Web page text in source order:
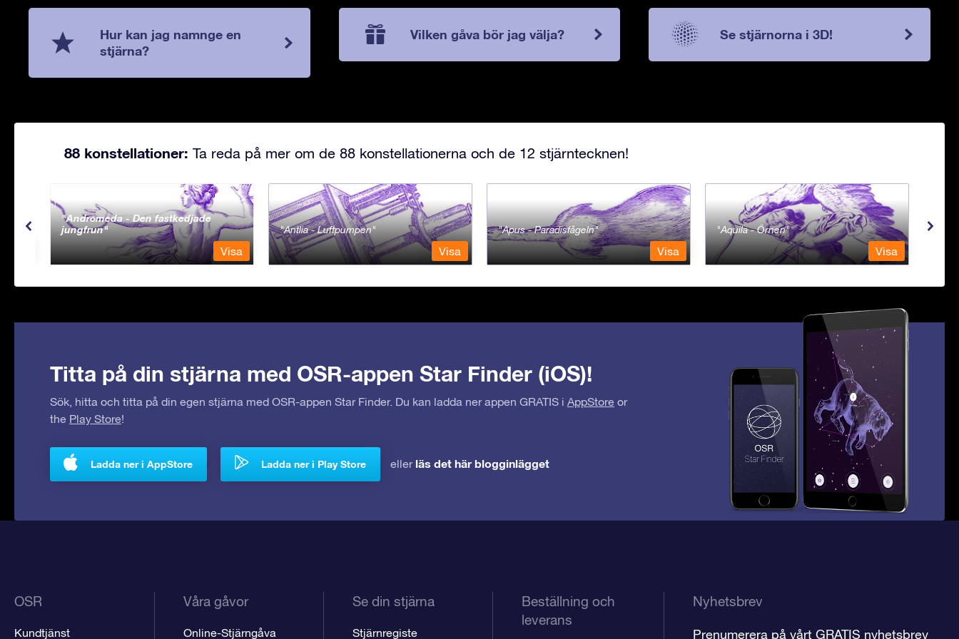
Hur kan jag namnge en
stjärna?
Vilken gåva bör jag välja? Se stjärnorna i 3D!
88 konstellationer: Ta reda på mer om de 88 konstellationerna och de 12 stjärntecknen!
Andromeda - Den fastkedjade
jungfrun
Visa
Antlia - Luftpumpen
Visa
Apus - Paradisfågeln
Visa
Aquila - Örnen
Visa
Titta på din stjärna med OSR-appen Star Finder (iOS)!
Sök, hitta och titta på din egen stjärna med OSR-appen Star Finder. Du kan ladda ner appen GRATIS i AppStore or
the Play Store!
Ladda ner i AppStore Ladda ner i Play Store eller läs det här blogginlägget
OSR
Kundtjänst
Våra gåvor
Online-Stjärngåva
Se din stjärna
Stjärnregiste
Beställning och
leverans
Nyhetsbrev
Prenumerera på vårt GRATIS nyhetsbrev